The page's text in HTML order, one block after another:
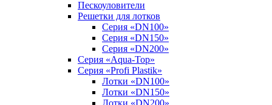
Пескоуловители
Решетки для лотков
Серия «DN100»
Серия «DN150»
Серия «DN200»
Серия «Aqua-Top»
Серия «Profi Plastik»
Лотки «DN100»
Лотки «DN150»
Лотки «DN200»